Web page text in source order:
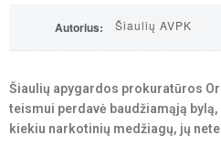
Autorius: Šiaulių AVPK
Šiaulių apygardos prokuratūros
teismui perdavė baudžiamąją
kiekiu narkotinių medžiagų, jų